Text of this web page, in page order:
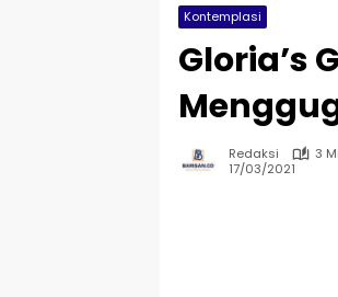
Kontemplasi
Gloria’s
Redaksi
3
17/03/2021